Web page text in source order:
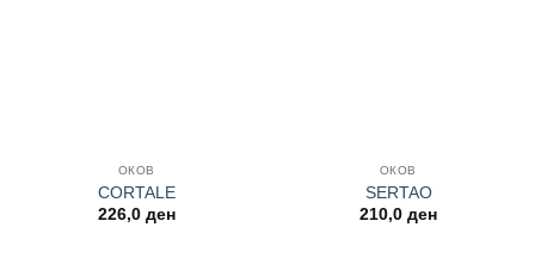
ОКОВ
CORTALE
226,0 ден
ОКОВ
SERTAO
210,0 ден